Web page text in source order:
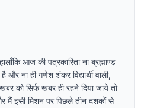
आज की पत्रकारिता ना ब्रह्माण्ड
और ना ही गणेश शंकर विद्यार्थी वाली,
को सिर्फ खबर ही रहने दिया जाये तो
मैं इसी मिशन पर पिछले तीन दशकों से